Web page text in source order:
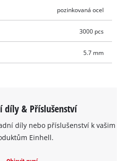
pozinkovaná ocel
3000 pcs
5.7 mm
díly & Příslušenství
díly nebo příslušenství k vašim
Einhell.